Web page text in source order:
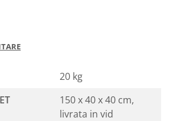
20 kg
150 x 40 x 40 cm,
livrata in vid